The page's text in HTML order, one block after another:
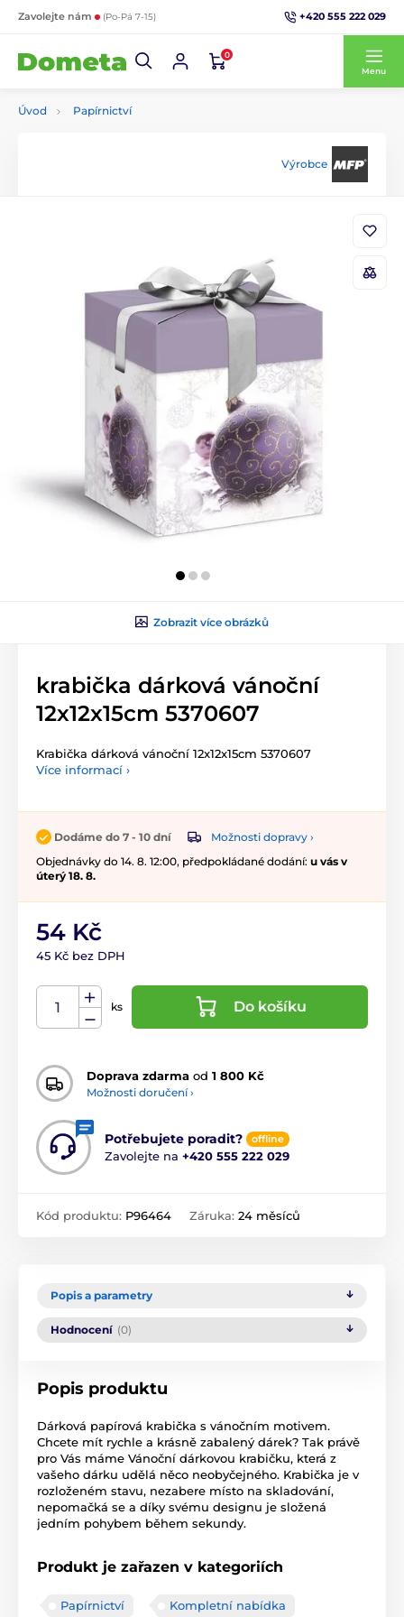
Zavolejte nám (Po-Pá 7-15) +420 555 222 029
0
Menu
Úvod Papírnictví
Výrobce
Zobrazit více obrázků
krabička dárková vánoční
12x12x15cm 5370607
Krabička dárková vánoční 12x12x15cm 5370607
Více informací ›
Dodáme do 7 - 10 dní
Možnosti dopravy ›
Objednávky do 14. 8. 12:00, předpokládané dodání: u vás v
úterý 18. 8.
54 Kč
45 Kč bez DPH
ks Do košíku
Doprava zdarma od 1 800 Kč
Možnosti doručení ›
Potřebujete poradit? offline
Zavolejte na +420 555 222 029
Kód produktu: P96464 Záruka: 24 měsíců
Popis a parametry
Hodnocení (0)
Popis produktu
Dárková papírová krabička s vánočním motivem.
Chcete mít rychle a krásně zabalený dárek? Tak právě
pro Vás máme Vánoční dárkovou krabičku, která z
vašeho dárku udělá něco neobyčejného. Krabička je v
rozloženém stavu, nezabere místo na skladování,
nepomačká se a díky svému designu je složená
jedním pohybem během sekundy.
Produkt je zařazen v kategoriích
Papírnictví Kompletní nabídka